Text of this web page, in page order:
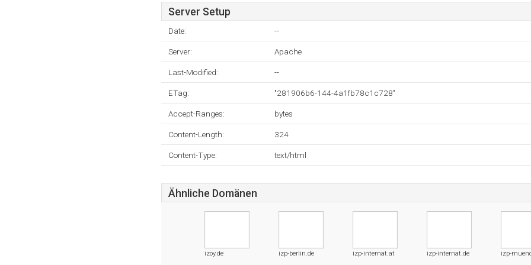
Server Setup
Date: --
Server: Apache
Last-Modified: --
ETag: "281906b6-144-4a1fb78c1c728"
Accept-Ranges: bytes
Content-Length: 324
Content-Type: text/html
Ähnliche Domänen
izoy.de izp-berlin.de izp-internat.at izp-internat.de izp-